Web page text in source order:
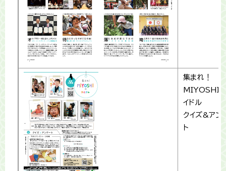
集まれ！
MIYOSHI
イドル
クイズ&アン
ト